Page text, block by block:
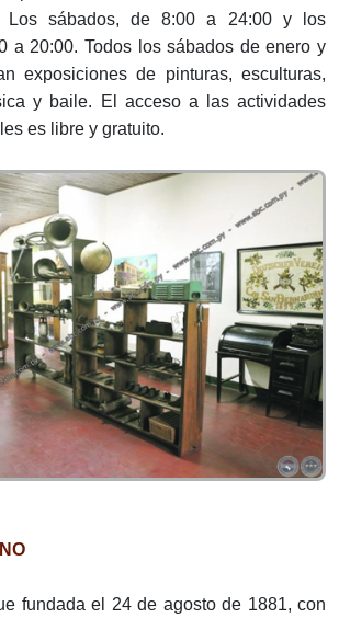
Los sábados, de 8:00 a 24:00 y los
a 20:00. Todos los sábados de enero y
exposiciones de pinturas, esculturas,
y baile. El acceso a las actividades
es libre y gratuito.
fundada el 24 de agosto de 1881, con